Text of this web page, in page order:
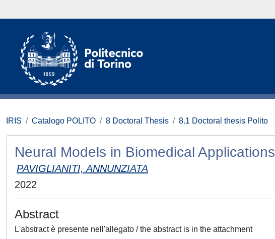
IRIS Catalogo POLITO 8 Doctoral Thesis 8.1 Doctoral thesis Polito
Neural Models in Biomedical Applications
PAVIGLIANITI, ANNUNZIATA
2022
Abstract
L'abstract è presente nell'allegato / the abstract is in the attachment